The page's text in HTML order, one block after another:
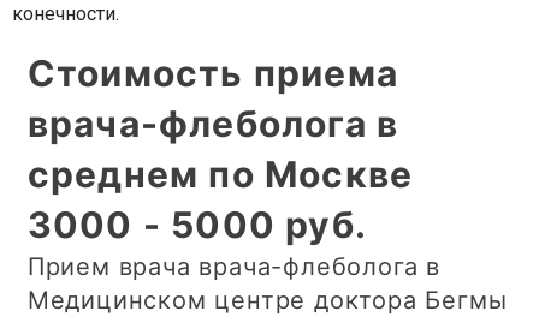
конечности.
Стоимость приема
врача-флеболога в
среднем по Москве
3000 - 5000 руб.
Прием врача врача-флеболога в
Медицинском центре доктора Бегмы